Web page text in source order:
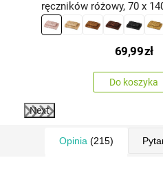
ręczników różowy, 70 x
cm
69,99zł
Do koszyka
Next
Opinia (215)